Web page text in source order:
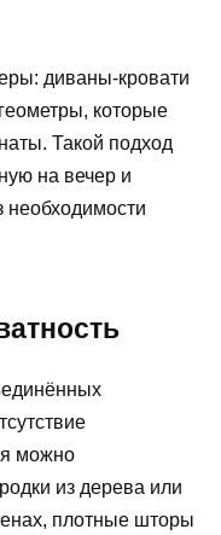
диваны-кровати
которые
Такой подход
на вечер и
можно
из дерева или
плотные шторы